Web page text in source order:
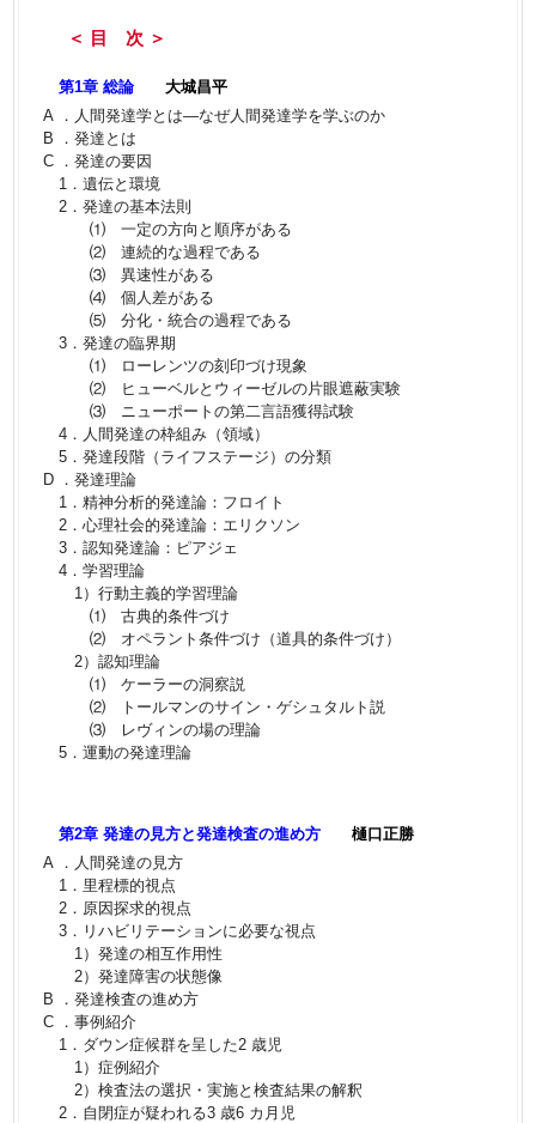
＜ 目 次 ＞
第1章 総論
大城昌平
A ．人間発達学とは―なぜ人間発達学を学ぶのか
B ．発達とは
C ．発達の要因
1．遺伝と環境
2．発達の基本法則
⑴ 一定の方向と順序がある
⑵ 連続的な過程である
⑶ 異速性がある
⑷ 個人差がある
⑸ 分化・統合の過程である
3．発達の臨界期
⑴ ローレンツの刻印づけ現象
⑵ ヒューベルとウィーゼルの片眼遮蔽実験
⑶ ニューポートの第二言語獲得試験
4．人間発達の枠組み（領域）
5．発達段階（ライフステージ）の分類
D ．発達理論
1．精神分析的発達論：フロイト
2．心理社会的発達論：エリクソン
3．認知発達論：ピアジェ
4．学習理論
1）行動主義的学習理論
⑴ 古典的条件づけ
⑵ オペラント条件づけ（道具的条件づけ）
2）認知理論
⑴ ケーラーの洞察説
⑵ トールマンのサイン・ゲシュタルト説
⑶ レヴィンの場の理論
5．運動の発達理論
第2章 発達の見方と発達検査の進め方
樋口正勝
A ．人間発達の見方
1．里程標的視点
2．原因探求的視点
3．リハビリテーションに必要な視点
1）発達の相互作用性
2）発達障害の状態像
B ．発達検査の進め方
C ．事例紹介
1．ダウン症候群を呈した2 歳児
1）症例紹介
2）検査法の選択・実施と検査結果の解釈
2．自閉症が疑われる3 歳6 カ月児